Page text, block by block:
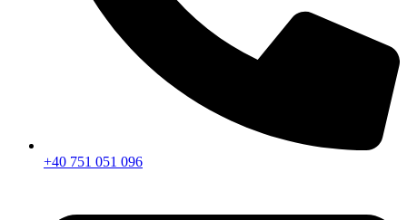
+40 751 051 096